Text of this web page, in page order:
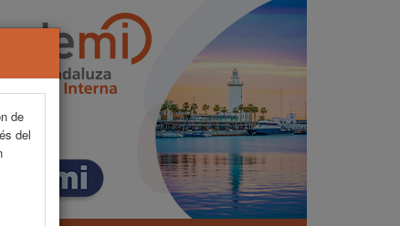
de
del